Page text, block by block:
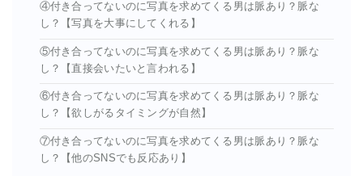
④付き合ってないのに写真を求めてくる男は脈あり？脈な
し？【写真を大事にしてくれる】
⑤付き合ってないのに写真を求めてくる男は脈あり？脈な
し？【直接会いたいと言われる】
⑥付き合ってないのに写真を求めてくる男は脈あり？脈な
し？【欲しがるタイミングが自然】
⑦付き合ってないのに写真を求めてくる男は脈あり？脈な
し？【他のSNSでも反応あり】